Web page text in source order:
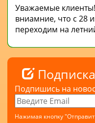
Уважаемые
вниамние, что с 28
переходим на
Подписка
Подпишись на
Нажимая кнопку